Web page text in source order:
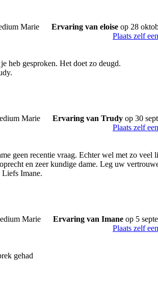
Ervaring van eloise op 28
Plaats zelf
heb gesproken. Het doet zo deugd.
Ervaring van Trudy op 30
Plaats zelf
geen recentie vraag. Echter wel met zo veel
en zeer kundige dame. Leg uw
Imane.
Ervaring van Imane op 5
Plaats zelf
gehad